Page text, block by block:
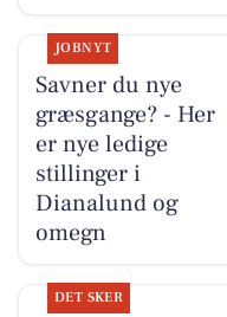
JOBNYT
Savner du nye
græsgange? - Her
er nye ledige
stillinger i
Dianalund og
omegn
DET SKER